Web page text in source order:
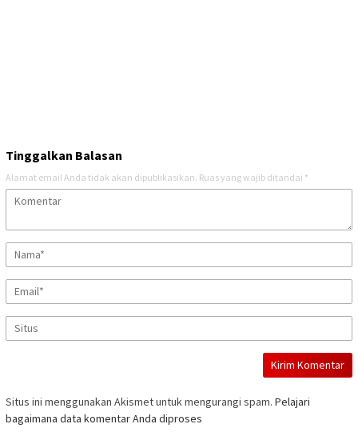
Tinggalkan Balasan
Alamat email Anda tidak akan dipublikasikan. Ruas yang wajib ditandai *
Situs ini menggunakan Akismet untuk mengurangi spam. Pelajari
bagaimana data komentar Anda diproses